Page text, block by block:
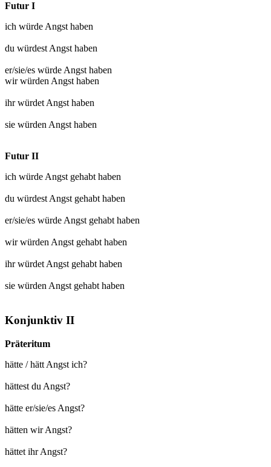
Futur I
ich würdeAngst haben
du würdestAngst haben
er/sie/es würdeAngst haben
wir würdenAngst haben
ihr würdetAngst haben
sie würdenAngst haben
Futur II
ich würdeAngst gehabthaben
du würdestAngst gehabthaben
er/sie/es würdeAngst gehabthaben
wir würdenAngst gehabthaben
ihr würdetAngst gehabthaben
sie würdenAngst gehabthaben
Konjunktiv II
Präteritum
hätte / hätt Angst ich?
hättest du Angst?
hätte er/sie/es Angst?
hätten wir Angst?
hättet ihr Angst?